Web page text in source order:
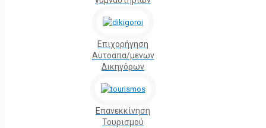
Επιχορήγηση
Αυτοαπα/μενων
Δικηγόρων
Επανεκκίνηση
Τουρισμού